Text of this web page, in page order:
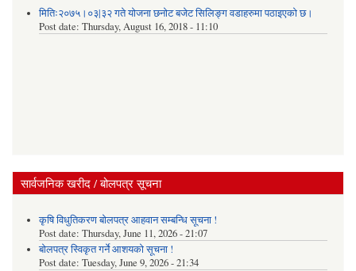
मितिः२०७५।०३|३२ गते योजना छनोट बजेट सिलिङ्ग वडाहरुमा पठाइएको छ​।
Post date: Thursday, August 16, 2018 - 11:10
सार्वजनिक खरीद / बोलपत्र सूचना
कृषि विधुतिकरण बोलपत्र आहवान सम्बन्धि सूचना !
Post date: Thursday, June 11, 2026 - 21:07
बोलपत्र स्विकृत गर्ने आशयको सूचना !
Post date: Tuesday, June 9, 2026 - 21:34